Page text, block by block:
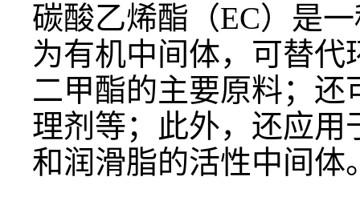
碳酸乙烯酯（EC）是
为有机中间体，可替
二甲酯的主要原料；
理剂等；此外，还应
和润滑脂的活性中间体